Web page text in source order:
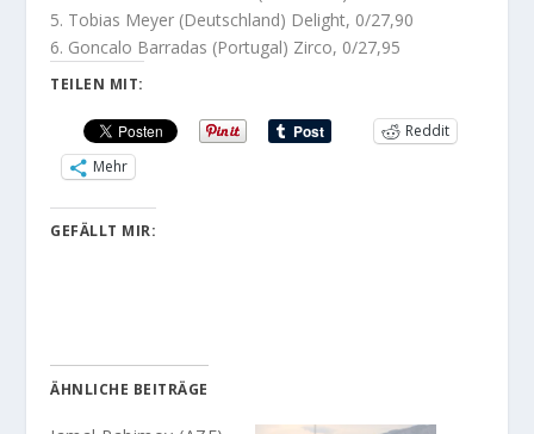
5. Tobias Meyer (Deutschland) Delight, 0/27,90
6. Goncalo Barradas (Portugal) Zirco, 0/27,95
TEILEN MIT:
Reddit
Mehr
GEFÄLLT MIR:
ÄHNLICHE BEITRÄGE